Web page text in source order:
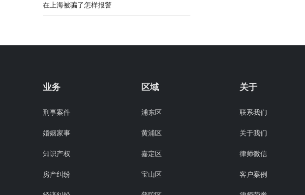
在上海被骗了怎样报警
业务
刑事案件
婚姻家事
知识产权
房产纠纷
区域
浦东区
黄浦区
嘉定区
宝山区
关于
联系我们
关于我们
律师微信
客户案例